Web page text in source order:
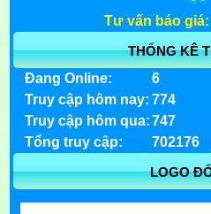
Tư vấn báo giá:
THỐNG KÊ
Đang Online:
6
Truy cập hôm nay: 774
Truy cập hôm qua: 747
Tổng truy cập:
702176
LOGO